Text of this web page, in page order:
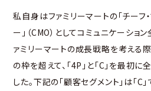
私自身はファミリーマートの「チーフ
ー」（CMO）としてコミュニケーショ
ァミリーマートの成長戦略を考える
の枠を超えて、「4P」と「C」を最初
した。下記の「顧客セグメント」は「C